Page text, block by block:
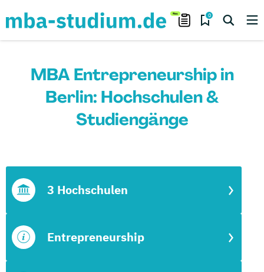
0
MBA Entrepreneurship in
Berlin: Hochschulen &
Studiengänge
Entrepreneurship
3 Hochschulen